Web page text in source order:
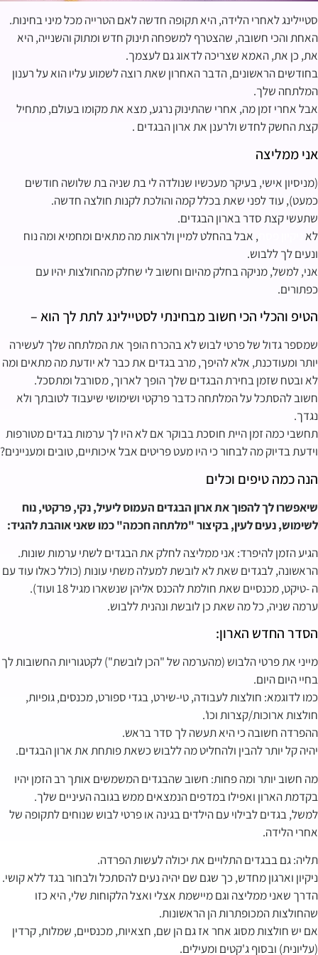
סטיילינג לאחרי הלידה, היא תקופה חדשה לאם הטרייה מכל מיני בחינות.
האחת והכי חשובה, שהצטרף למשפחה תינוק חדש ומתוק והשנייה, היא
את, כן את, האמא שצריכה לדאוג גם לעצמך.
בחודשים הראשונים, הדבר האחרון שאת רוצה לשמוע עליו הוא על רענון
המלתחה שלך.
אבל אחרי זמן מה, אחרי שהתינוק נרגע, מצא את מקומו בעולם, מתחיל
קצת החשק לחדש ולרענן את ארון הבגדים .
אני ממליצה
(מניסיון אישי, בעיקר מעכשיו שנולדה לי בת שניה בת שלושה חודשים
כמעט), עוד לפני שאת בכלל קמה והולכת לקנות חולצה חדשה.
שתעשי קצת סדר בארון הבגדים.
לא
, אבל בהחלט למיין ולראות מה מתאים ומחמיא ומה נוח
ונעים לך ללבוש.
אני, למשל, מניקה בחלק מהיום וחשוב לי שחלק מהחולצות יהיו עם
כפתורים.
הטיפ והכלי הכי חשוב מבחינתי לסטיילינג לתת לך הוא –
שמספר גדול של פרטי לבוש לא בהכרח הופך את המלתחה שלך לעשירה
יותר ומעודכנת, אלא להיפך, מרב בגדים את כבר לא יודעת מה מתאים ומה
לא ובטח שזמן בחירת הבגדים שלך הופך לארוך, מסורבל ומתסכל.
חשוב להסתכל על המלתחה כדבר פרקטי ושימושי שיעבוד לטובתך ולא
נגדך.
תחשבי כמה זמן היית חוסכת בבוקר אם לא היו לך ערמות בגדים מטורפות
וידעת בדיוק מה לבחור כי היו מעט פריטים אבל איכותיים, טובים ומעניינים?
הנה כמה טיפים וכלים
שיאפשרו לך להפוך את ארון הבגדים העמוס ליעיל, נקי, פרקטי, נוח
לשימוש, נעים לעין, בקיצור "מלתחה חכמה" כמו שאני אוהבת להגיד:
הגיע הזמן להיפרד: אני ממליצה לחלק את הבגדים לשתי ערמות שונות.
הראשונה, לבגדים שאת לא לובשת למעלה משתי עונות (כולל כאלו עוד עם
ה -טיקט, מכנסיים שאת חולמת להכנס אליהן שנשארו מגיל 18 ועוד).
ערמה שניה, כל מה שאת כן לובשת ונהנית ללבוש.
הסדר החדש הארון:
מייני את פרטי הלבוש (מהערמה של "הכן לובשת") לקטגוריות החשובות לך
בחיי היום היום.
כמו לדוגמא: חולצות לעבודה, טי-שירט, בגדי ספורט, מכנסים, גופיות,
חולצות ארוכות/קצרות וכו'.
ההפרדה חשובה כי היא תעשה לך סדר בראש.
יהיה קל יותר להבין ולהחליט מה ללבוש כשאת פותחת את ארון הבגדים.
מה חשוב יותר ומה פחות: חשוב שהבגדים המשמשים אותך רב הזמן יהיו
בקדמת הארון ואפילו במדפים הנמצאים ממש בגובה העיניים שלך.
למשל, בגדים לבילוי עם הילדים בגינה או פרטי לבוש שנוחים לתקופה של
אחרי הלידה.
תליה: גם בבגדים התלויים את יכולה לעשות הפרדה.
ניקיון וארגון מחדש, כך שגם שם יהיה נעים להסתכל ולבחור בגד ללא קושי.
הדרך שאני ממליצה וגם מיישמת אצלי ואצל הלקוחות שלי, היא כזו
שהחולצות המכופתרות הן הראשונות.
אם יש חולצות מסוג אחר אז גם הן שם, חצאיות, מכנסיים, שמלות, קרדין
(עליונית) ובסוף ג'קטים ומעילים.